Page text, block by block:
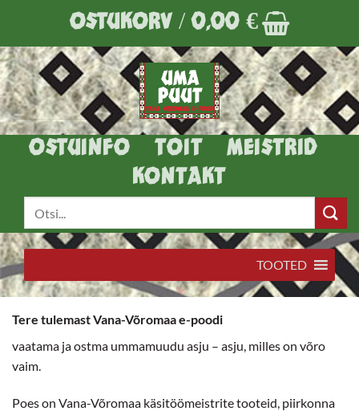
content
OSTUKORV /0,00 €
OSTUINFO TOIT
MEISTRID
KONTAKT
Tere tulemast Vana-Võromaa e-poodi
vaatama ja ostma ummamuudu asju – asju, milles on võro
vaim.
Poes on Vana-Võromaa käsitöömeistrite tooteid, piirkonna
TOOTED